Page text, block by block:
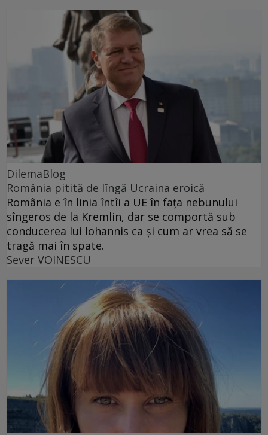
DilemaBlog
România pitită de lîngă Ucraina eroică
România e în linia întîi a UE în fața nebunului
sîngeros de la Kremlin, dar se comportă sub
conducerea lui Iohannis ca și cum ar vrea să se
tragă mai în spate.
Sever VOINESCU